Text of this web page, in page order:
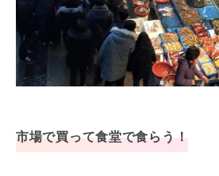
市場で買って食堂で食らう！